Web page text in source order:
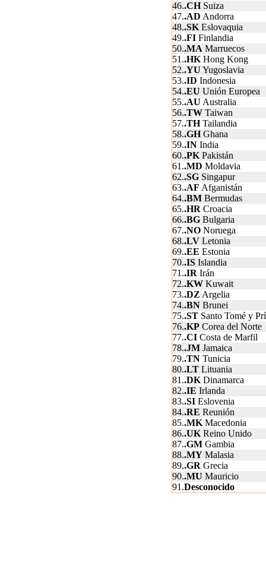
46..CHSuiza
47..AD Andorra
48..SK Eslovaquia
49..FI Finlandia
50..MA Marruecos
51..HK Hong Kong
52..YU Yugoslavia
53..ID Indonesia
54..EU Unión Europea
55..AU Australia
56..TW Taiwan
57..THTailandia
58..GHGhana
59..IN India
60..PK Pakistán
61..MD Moldavia
62..SG Singapur
63..AF Afganistán
64..BM Bermudas
65..HR Croacia
66..BG Bulgaria
67..NO Noruega
68..LV Letonia
69..EE Estonia
70..IS Islandia
71..IR Irán
72..KW Kuwait
73..DZ Argelia
74..BN Brunei
75..ST Santo Tomé y
76..KP Corea del Norte
77..CI Costa de Marfil
78..JM Jamaica
79..TN Tunicia
80..LT Lituania
81..DK Dinamarca
82..IE Irlanda
83..SI Eslovenia
84..RE Reunión
85..MK Macedonia
86..UK Reino Unido
87..GM Gambia
88..MY Malasia
89..GR Grecia
90..MU Mauricio
91.Desconocido